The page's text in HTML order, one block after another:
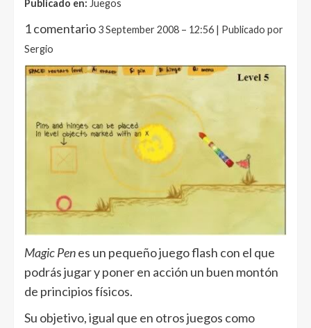
Publicado en: Juegos
1 comentario 3 September 2008 – 12:56 | Publicado por
Sergio
Magic Penes un pequeño juego flash con el que
podrás jugar y poner en acción un buen montón
de principios físicos.
Su objetivo, igual que en otros juegos como